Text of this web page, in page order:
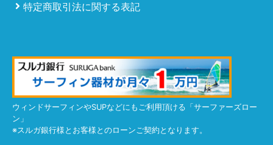
特定商取引法に関する表記
ウィンドサーフィンやSUPなどにもご利用頂ける「サーファーズロー
ン」
※スルガ銀行様とお客様とのローンご契約となります。